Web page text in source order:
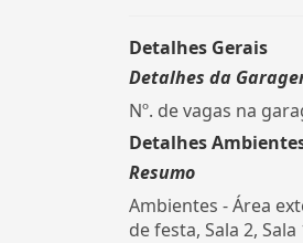
Detalhes Gerais
Detalhes da
Nº. de vagas na
Detalhes
Resumo
Ambientes - Área
de festa, Sala 2,